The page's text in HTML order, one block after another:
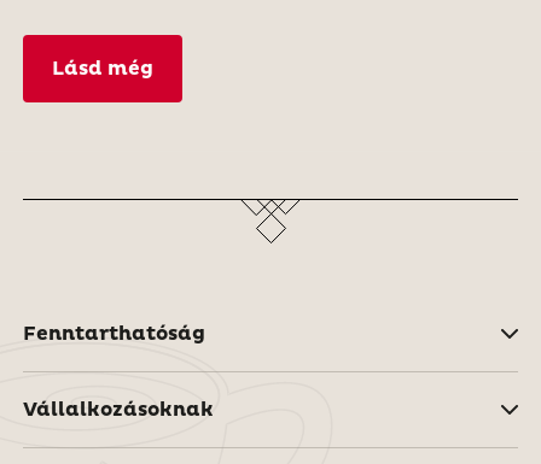
Lásd még
Fenntarthatóság
Vállalkozásoknak